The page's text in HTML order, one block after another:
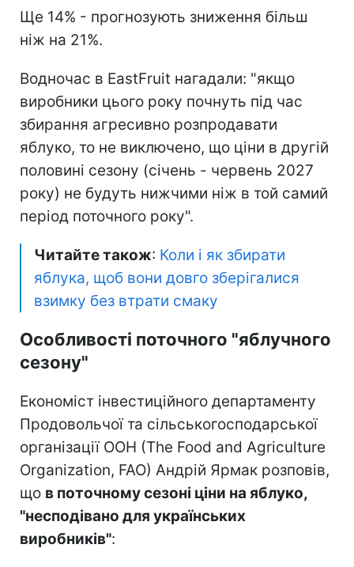
Ще 14% - прогнозують зниження більш
ніж на 21%.
Водночас в EastFruit нагадали: "якщо
виробники цього року почнуть під час
збирання агресивно розпродавати
яблуко, то не виключено, що ціни в другій
половині сезону (січень - червень 2027
року) не будуть нижчими ніж в той самий
період поточного року".
Читайте також: Коли і як збирати
яблука, щоб вони довго зберігалися
взимку без втрати смаку
Особливості поточного "яблучного
сезону"
Економіст інвестиційного департаменту
Продовольчої та сільськогосподарської
організації ООН (The Food and Agriculture
Organization, FAO) Андрій Ярмак розповів,
що в поточному сезоні ціни на яблуко,
"несподівано для українських
виробників":